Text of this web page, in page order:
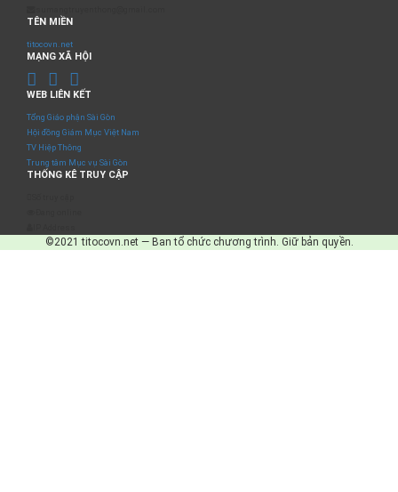
TÊN MIỀN
titocovn.net
MẠNG XÃ HỘI
WEB LIÊN KẾT
Tổng Giáo phận Sài Gòn
Hội đồng Giám Mục Việt Nam
TV Hiệp Thông
Trung tâm Mục vụ Sài Gòn
THỐNG KÊ TRUY CẬP
©2021 titocovn.net — Ban tổ chức chương trình. Giữ bản quyền.